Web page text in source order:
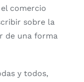
comercio
sobre la
de una forma
y todos,